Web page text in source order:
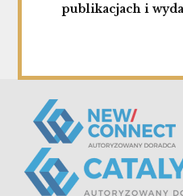
publikacjach i